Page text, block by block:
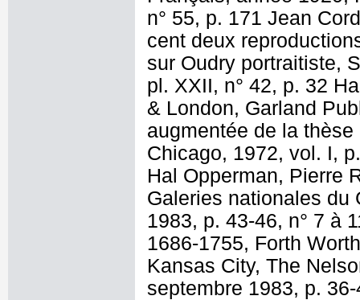
n° 55, p. 171 Jean
cent deux
sur Oudry portraitiste,
pl. XXII, n° 42, p. 32
& London, Garland
augmentée de la
Chicago, 1972, vol. I,
Hal Opperman, Pierre
Galeries nationales du
1983, p. 43-46, n° 7 à
1686-1755, Forth
Kansas City, The
septembre 1983, p.